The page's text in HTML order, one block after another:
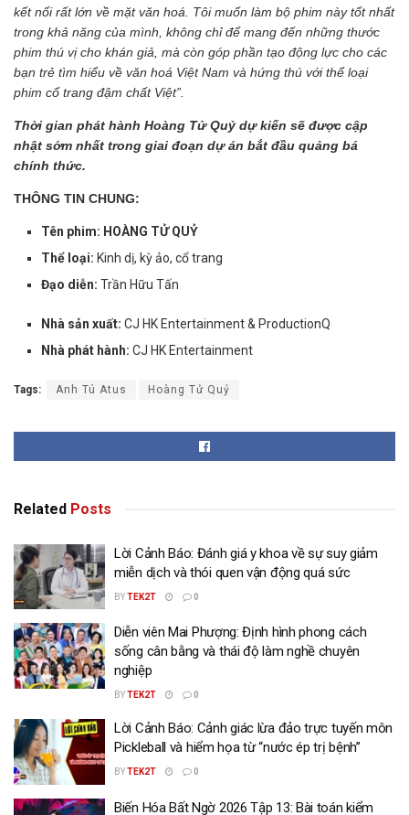
kết nối rất lớn về mặt văn hoá. Tôi muốn làm bộ phim này tốt nhất
trong khả năng của mình, không chỉ để mang đến những thước
phim thú vị cho khán giả, mà còn góp phần tạo động lực cho các
bạn trẻ tìm hiểu về văn hoá Việt Nam và hứng thú với thể loại
phim cổ trang đậm chất Việt”.
Thời gian phát hành Hoàng Tử Quỷ dự kiến sẽ được cập
nhật sớm nhất trong giai đoạn dự án bắt đầu quảng bá
chính thức.
THÔNG TIN CHUNG:
Tên phim: HOÀNG TỬ QUỶ
Thể loại: Kinh dị, kỳ ảo, cổ trang
Đạo diễn: Trần Hữu Tấn
Nhà sản xuất: CJ HK Entertainment & ProductionQ
Nhà phát hành: CJ HK Entertainment
Tags: Anh Tú Atus Hoàng Tử Quỷ
Related Posts
Lời Cảnh Báo: Đánh giá y khoa về sự suy giảm
miễn dịch và thói quen vận động quá sức
BYTEK2T 0
Diễn viên Mai Phượng: Định hình phong cách
sống cân bằng và thái độ làm nghề chuyên
nghiệp
BYTEK2T 0
Lời Cảnh Báo: Cảnh giác lừa đảo trực tuyến môn
Pickleball và hiểm họa từ “nước ép trị bệnh”
BYTEK2T 0
Biến Hóa Bất Ngờ 2026 Tập 13: Bài toán kiểm